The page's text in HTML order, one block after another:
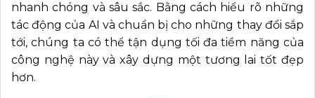
nhanh chóng và sâu sắc. Bằng cách hiểu rõ những
tác động của AI và chuẩn bị cho những thay đổi sắp
tới, chúng ta có thể tận dụng tối đa tiềm năng của
công nghệ này và xây dựng một tương lai tốt đẹp
hơn.